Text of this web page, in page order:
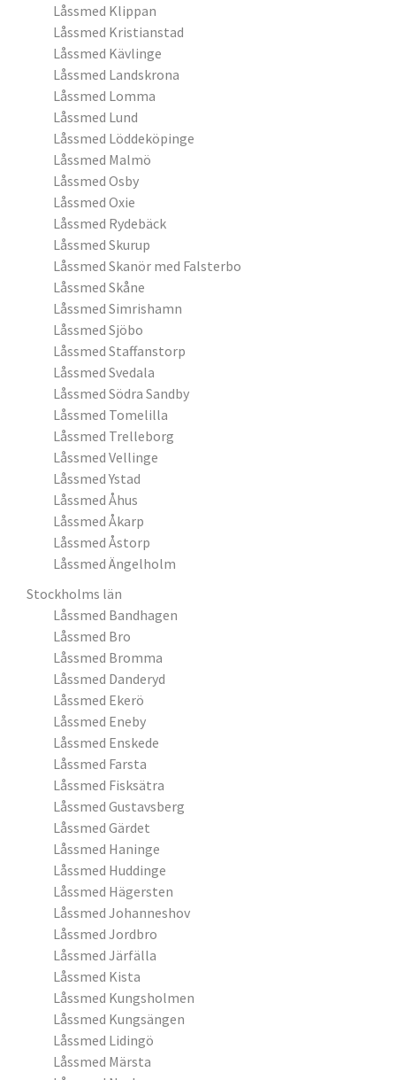
Låssmed Klippan
Låssmed Kristianstad
Låssmed Kävlinge
Låssmed Landskrona
Låssmed Lomma
Låssmed Lund
Låssmed Löddeköpinge
Låssmed Malmö
Låssmed Osby
Låssmed Oxie
Låssmed Rydebäck
Låssmed Skurup
Låssmed Skanör med Falsterbo
Låssmed Skåne
Låssmed Simrishamn
Låssmed Sjöbo
Låssmed Staffanstorp
Låssmed Svedala
Låssmed Södra Sandby
Låssmed Tomelilla
Låssmed Trelleborg
Låssmed Vellinge
Låssmed Ystad
Låssmed Åhus
Låssmed Åkarp
Låssmed Åstorp
Låssmed Ängelholm
Stockholms län
Låssmed Bandhagen
Låssmed Bro
Låssmed Bromma
Låssmed Danderyd
Låssmed Ekerö
Låssmed Eneby
Låssmed Enskede
Låssmed Farsta
Låssmed Fisksätra
Låssmed Gustavsberg
Låssmed Gärdet
Låssmed Haninge
Låssmed Huddinge
Låssmed Hägersten
Låssmed Johanneshov
Låssmed Jordbro
Låssmed Järfälla
Låssmed Kista
Låssmed Kungsholmen
Låssmed Kungsängen
Låssmed Lidingö
Låssmed Märsta